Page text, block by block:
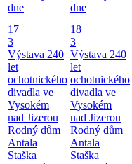
dne
dne
17
3
Výstava 240
let
ochotnického
divadla ve
Vysokém
nad Jizerou
Rodný dům
Antala
Staška
18
3
Výstava 240
let
ochotnického
divadla ve
Vysokém
nad Jizerou
Rodný dům
Antala
Staška